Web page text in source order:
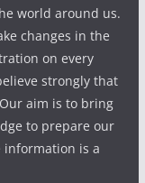
world around us.
changes in the
on every
strongly that
aim is to bring
to prepare our
information is a